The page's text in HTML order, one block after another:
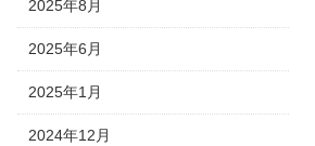
2025年8月
2025年6月
2025年1月
2024年12月